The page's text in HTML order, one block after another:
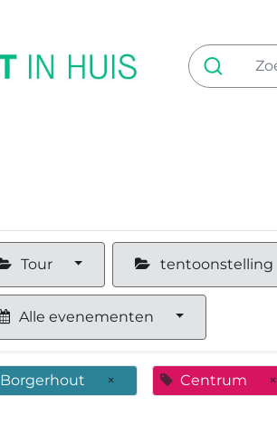
Tour tentoonstelling
Alle evenementen
Borgerhout × Centrum ×